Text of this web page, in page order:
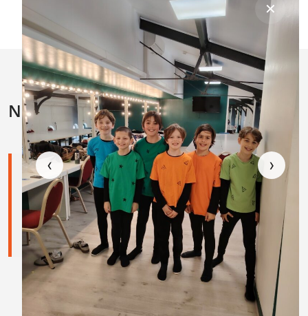
La vie m'a sauté à la figure
8 mai 2026 · Concerts · 10 photos
Concert halle aux grains
▦ Grille ▶ Diaporama
✕
‹ ›
Nous contacter
Direction :Nathalie PICARD
Téléphone :
05 62 24 45 10
Mail : eimset@lecgs.org
sec.eimset@lecgs.org